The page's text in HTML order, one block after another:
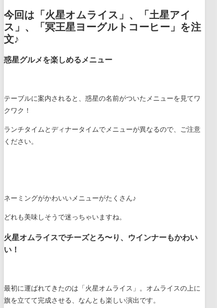
今回は「火星オムライス」、「土星アイ
ス」、「冥王星ヨーグルトコーヒー」を注
文♪
惑星グルメを楽しめるメニュー
テーブルに案内されると、惑星の名前がついたメニューを見てワ
クワク！
ランチタイムとディナータイムでメニューが異なるので、ご注意
ください。
ネーミングがかわいいメニューがたくさん♪
どれも美味しそうで迷っちゃいますね。
火星オムライスでチーズとろ〜り、ウインナーもかわい
い！
最初に運ばれてきたのは「火星オムライス」。オムライスの上に
旗を立てて完成させる、なんとも楽しい演出です。